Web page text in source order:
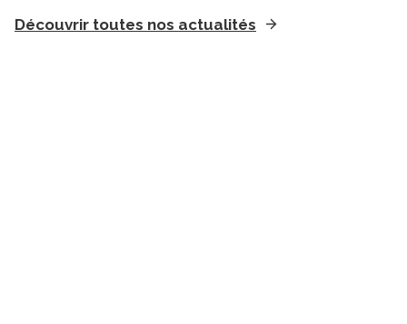
Découvrir toutes nos actualités